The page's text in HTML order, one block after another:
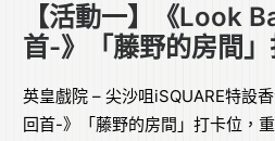
【活動一】《Look
首-》「藤野的房間
英皇戲院 – 尖沙咀iSQUARE特設
回首-》「藤野的房間」打卡位，